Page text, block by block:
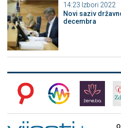
14:23 Izbori 2022
Novi saziv
decembra